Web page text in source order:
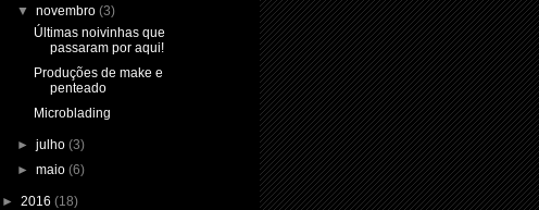
▼novembro(3)
Últimas noivinhas que
passaram por aqui!
Produções de make e
penteado
Microblading
►julho(3)
►maio(6)
► 2016 (18)